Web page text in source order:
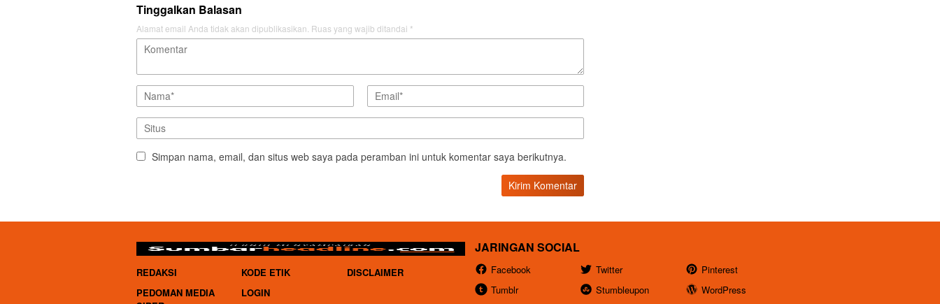
Tinggalkan Balasan
Alamat email Anda tidak akan dipublikasikan. Ruas yang wajib ditandai *
Simpan nama, email, dan situs web saya pada peramban ini untuk komentar saya berikutnya.
REDAKSI KODE ETIK
DISCLAIMER
PEDOMAN MEDIA
LOGIN
JARINGAN SOCIAL
Facebook Twitter
Pinterest
Tumblr
Stumbleupon
WordPress